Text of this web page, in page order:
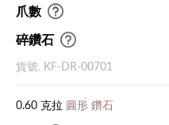
爪數
碎鑽石
貨號. KF-DR-00701
0.60 克拉 圓形 鑽石